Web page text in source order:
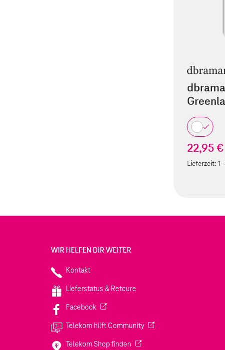
22,95 €
Lieferzeit:
WIR HELFEN DIR WEITER
Kontakt
Lieferstatus & Retoure
Facebook(Wird in einem neuen Tab geöffnet)
Telekom hilft Community(Wird in einem neuen
Telekom Shop finden (Wird in einem neuen Tab